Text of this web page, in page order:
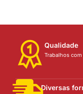
Qualidade
Trabalhos
Diversas